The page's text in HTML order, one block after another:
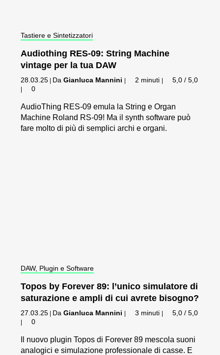
Tastiere e Sintetizzatori
Audiothing RES-09: String Machine
vintage per la tua DAW
28.03.25 | DaGianluca Mannini | 2 minuti | 5,0 / 5,0
| 0
AudioThing RES-09 emula la String e Organ
Machine Roland RS-09! Ma il synth software può
fare molto di più di semplici archi e organi.
DAW, Plugin e Software
Topos by Forever 89: l’unico simulatore di
saturazione e ampli di cui avrete bisogno?
27.03.25 | DaGianluca Mannini | 3 minuti | 5,0 / 5,0
| 0
Il nuovo plugin Topos di Forever 89 mescola suoni
analogici e simulazione professionale di casse. E